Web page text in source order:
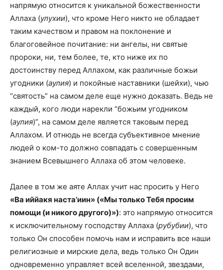
напрямую относится к уникальной божественности
Аллаха (улухии), что кроме Него никто не обладает
таким качеством и правом на поклонение и
благоговейное почитание: ни ангелы, ни святые
пророки, ни, тем более, те, кто ниже их по
достоинству перед Аллахом, как различные божьи
угодники (аулия) и покойные наставники (шейхи), чью
“святость” на самом деле еще нужно доказать. Ведь не
каждый, кого люди нарекли “божьим угодником
(аулия)”, на самом деле является таковым перед
Аллахом. И отнюдь не всегда субъективное мнение
людей о ком-то должно совпадать с совершенным
знанием Всевышнего Аллаха об этом человеке.
Далее в том же аяте Аллах учит нас просить у Него
«Ва иййакя наста’иин» («Мы только Тебя просим
помощи (и никого другого)»): это напрямую относится
к исключительному господству Аллаха (рубубии), что
только Он способен помочь нам и исправить все наши
религиозные и мирские дела, ведь только Он Один
одновременно управляет всей вселенной, звездами,